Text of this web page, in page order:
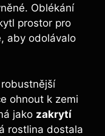
Oblékání
prostor pro
aby odolávalo
ohnout k zemi
jako zakrytí
rostlina dostala